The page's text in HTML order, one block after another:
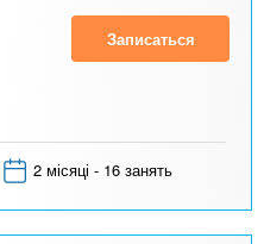
Записаться
2 місяці - 16 занять